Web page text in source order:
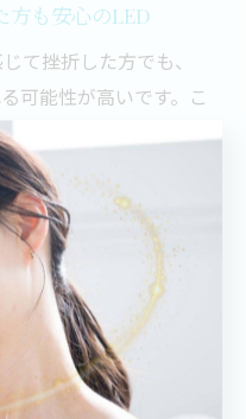
方も安心のLED
て挫折した方でも、
可能性が高いです。こ
ザーとは異なり、肌の
ため、痛みをほぼ感じ
認しながら進めるた
調整が可能です。こう
毛での痛みのトラウマ
が整っています。